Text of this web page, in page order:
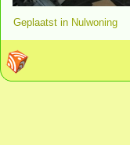
Geplaatst in Nulwoning